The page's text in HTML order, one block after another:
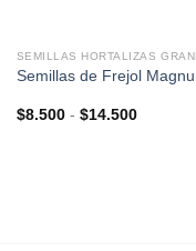
SEMILLAS HORTALIZAS
Semillas de Frejol
$8.500 - $14.500Rango